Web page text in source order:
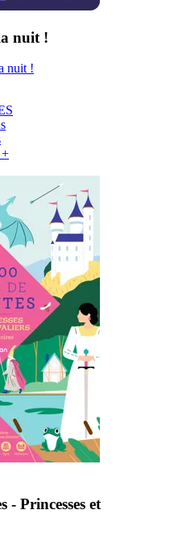
nuit !
nuit !
+
- Princesses et